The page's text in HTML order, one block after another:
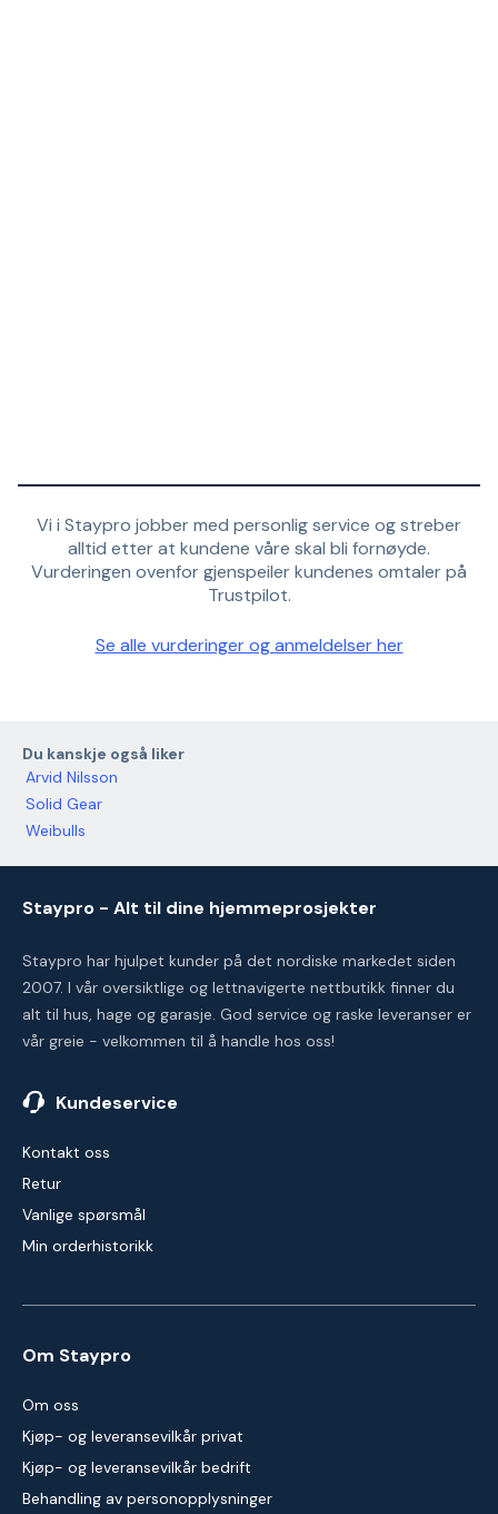
Vi i Staypro jobber med personlig service og streber
alltid etter at kundene våre skal bli fornøyde.
Vurderingen ovenfor gjenspeiler kundenes omtaler på
Trustpilot.
Se alle vurderinger og anmeldelser her
Du kanskje også liker
Arvid Nilsson
Solid Gear
Weibulls
Staypro - Alt til dine hjemmeprosjekter
Staypro har hjulpet kunder på det nordiske markedet siden
2007. I vår oversiktlige og lettnavigerte nettbutikk finner du
alt til hus, hage og garasje. God service og raske leveranser er
vår greie - velkommen til å handle hos oss!
Kundeservice
Kontakt oss
Retur
Vanlige spørsmål
Min orderhistorikk
Om Staypro
Om oss
Kjøp- og leveransevilkår privat
Kjøp- og leveransevilkår bedrift
Behandling av personopplysninger